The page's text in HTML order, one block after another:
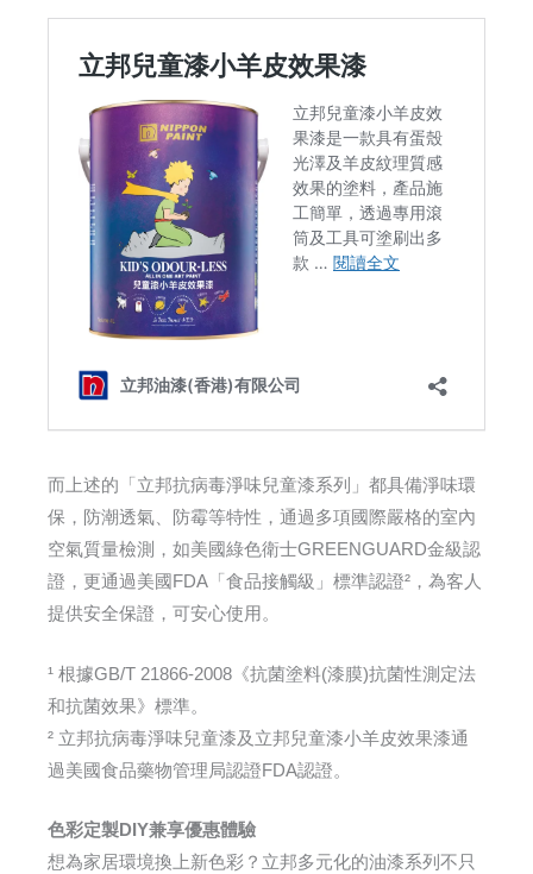
而上述的「立邦抗病毒淨味兒童漆系列」都具備淨味環
保，防潮透氣、防霉等特性，通過多項國際嚴格的室內
空氣質量檢測，如美國綠色衛士GREENGUARD金級認
證，更通過美國FDA「食品接觸級」標準認證²，為客人
提供安全保證，可安心使用。
¹ 根據GB/T 21866-2008《抗菌塗料(漆膜)抗菌性測定法
和抗菌效果》標準。
² 立邦抗病毒淨味兒童漆及立邦兒童漆小羊皮效果漆通
過美國食品藥物管理局認證FDA認證。
色彩定製DIY兼享優惠體驗
想為家居環境換上新色彩？立邦多元化的油漆系列不只